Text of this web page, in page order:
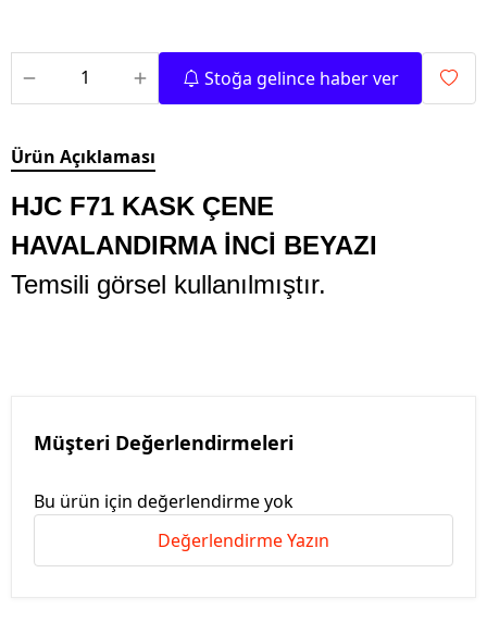
Stoğa gelince haber ver
Ürün Açıklaması
HJC F71 KASK ÇENE
HAVALANDIRMA İNCİ BEYAZI
Temsili görsel kullanılmıştır.
Müşteri Değerlendirmeleri
Bu ürün için değerlendirme yok
Değerlendirme Yazın